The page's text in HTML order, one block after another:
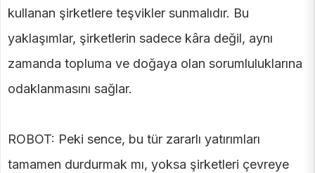
kullanan şirketlere teşvikler sunmalıdır. Bu
yaklaşımlar, şirketlerin sadece kâra değil, aynı
zamanda topluma ve doğaya olan sorumluluklarına
odaklanmasını sağlar.
ROBOT: Peki sence, bu tür zararlı yatırımları
tamamen durdurmak mı, yoksa şirketleri çevreye